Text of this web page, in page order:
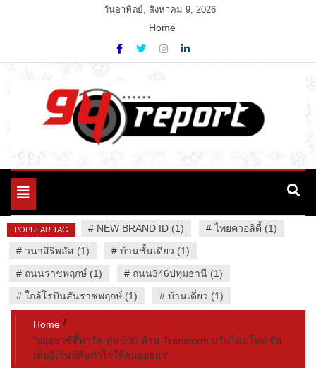
วันอาทิตย์, สิงหาคม 9, 2026
Home
94 Report.com
Variety News
Toggle
POPULAR TAG # NEW BRAND ID (1) #ไทยควอลิตี้ (1)
# วนาสิริพลัส (1) # บ้านชั้นเดียว (1)
# ถนนราชพฤกษ์ (1) # ถนน346ปทุมธานี (1)
# ใกล้โรบินสันราชพฤกษ์ (1) # บ้านเดี่ยว (1)
Home
“อยุธยาซิตี้พาร์ค ทุ่ม 500 ล้าน Transform ปรับโฉมใหม่ จัด
เต็มอีเว้นท์คืนกำไรให้คนอยุธยา”